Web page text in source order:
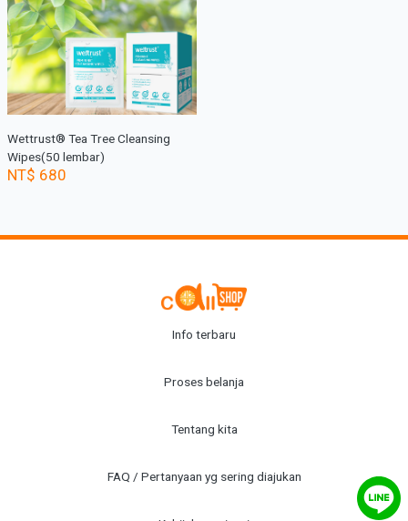
Wettrust® Tea Tree Cleansing
Wipes(50 lembar)
NT$ 680
Info terbaru
Proses belanja
Tentang kita
FAQ / Pertanyaan yg sering diajukan